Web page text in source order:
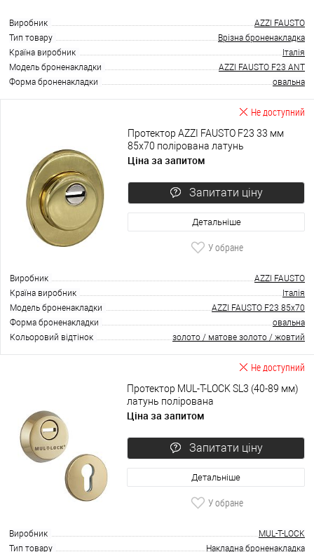
Виробник
AZZI FAUSTO
Тип товару
Врізна броненакладка
Країна виробник
Італія
Модель броненакладки
AZZI FAUSTO F23 ANT
Форма броненакладки
овальна
Не доступний
Протектор AZZI FAUSTO F23 33 мм
85x70 полірована латунь
Ціна за запитом
Запитати ціну
Детальніше
У обране
Виробник
AZZI FAUSTO
Країна виробник
Італія
Модель броненакладки
AZZI FAUSTO F23 85x70
Форма броненакладки
овальна
Кольоровий відтінок
золото / матове золото / жовтий
Не доступний
Протектор MUL-T-LOCK SL3 (40-89 мм)
латунь полірована
Ціна за запитом
Запитати ціну
Детальніше
У обране
Виробник
MUL-T-LOCK
Тип товару
Накладна броненакладка